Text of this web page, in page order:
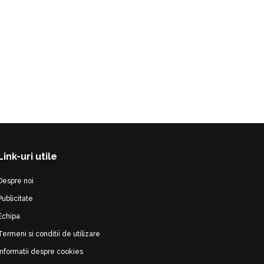
uri utile
noi
si conditii de utilizare
despre cookies